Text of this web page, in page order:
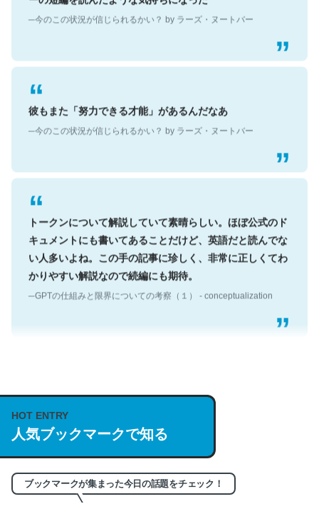
─今のこの状況が信じられるかい？ by ラーズ・ヌートバー
彼もまた「努力できる才能」があるんだなあ
─今のこの状況が信じられるかい？ by ラーズ・ヌートバー
トークンについて解説していて素晴らしい。ほぼ公式のド
キュメントにも書いてあることだけど、英語だと読んでな
い人多いよね。この手の記事に珍しく、非常に正しくてわ
かりやすい解説なので続編にも期待。
─GPTの仕組みと限界についての考察（１） - conceptualization
説してる記事が少ないので貴重な良記事。/続編来た
https://isobe324649.hatenablog.com/entry/2023/03/27
/064121
─GPTの仕組みと限界についての考察（１） - conceptualization
HOT ENTRY
人気ブックマークで知る
ブックマークが集まった今日の話題をチェック！